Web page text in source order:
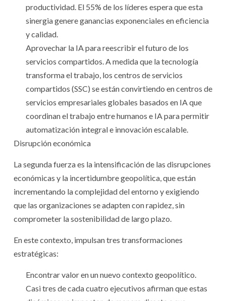
productividad. El 55% de los líderes espera que esta
sinergia genere ganancias exponenciales en eficiencia
y calidad.
Aprovechar la IA para reescribir el futuro de los
servicios compartidos. A medida que la tecnología
transforma el trabajo, los centros de servicios
compartidos (SSC) se están convirtiendo en centros de
servicios empresariales globales basados en IA que
coordinan el trabajo entre humanos e IA para permitir
automatización integral e innovación escalable.
Disrupción económica
La segunda fuerza es la intensificación de las disrupciones
económicas y la incertidumbre geopolítica, que están
incrementando la complejidad del entorno y exigiendo
que las organizaciones se adapten con rapidez, sin
comprometer la sostenibilidad de largo plazo.
En este contexto, impulsan tres transformaciones
estratégicas:
Encontrar valor en un nuevo contexto geopolítico.
Casi tres de cada cuatro ejecutivos afirman que estas